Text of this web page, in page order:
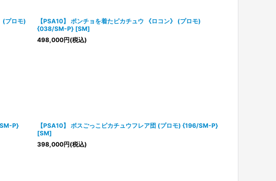
(プロモ)
【PSA10】 ポンチョを着たピカチュウ 《ロコン》 (プロモ)
{038/SM-P} [SM]
498,000円(税込)
P}
【PSA10】 ボスごっこピカチュウフレア団 (プロモ) {196/SM-P}
[SM]
398,000円(税込)